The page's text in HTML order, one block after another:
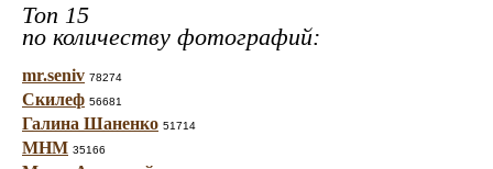
Топ 15
по количеству фотографий:
mr.seniv 78274
Скилеф 56681
Галина Шаненко 51714
МНМ 35166